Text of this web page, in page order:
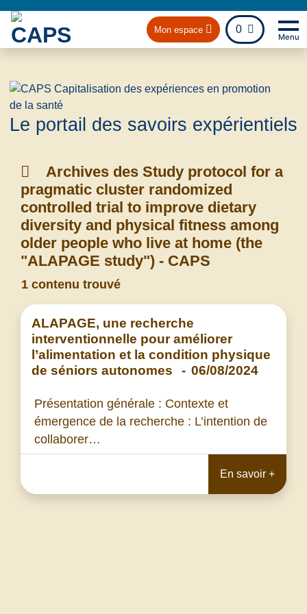
Mon espace 0
fichier
Menu
Le portail des savoirs expérientiels
Archives des Study protocol for a
pragmatic cluster randomized
controlled trial to improve dietary
diversity and physical fitness among
older people who live at home (the
"ALAPAGE study") - CAPS
1 contenu trouvé
ALAPAGE, une recherche
interventionnelle pour améliorer
l’alimentation et la condition physique
de séniors autonomes
- 06/08/2024
Présentation générale : Contexte et
émergence de la recherche : L’intention de
collaborer…
En savoir +